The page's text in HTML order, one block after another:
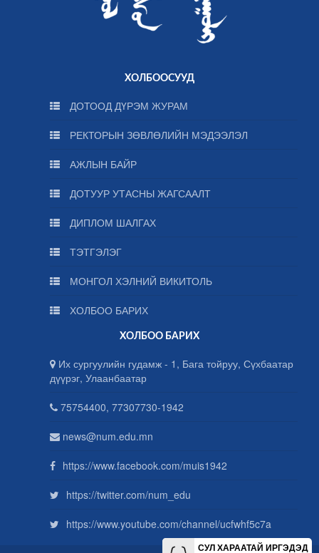
ХОЛБООСУУД
ДОТООД ДҮРЭМ ЖУРАМ
РЕКТОРЫН ЗӨВЛӨЛИЙН МЭДЭЭЛЭЛ
АЖЛЫН БАЙР
ДОТУУР УТАСНЫ ЖАГСААЛТ
ДИПЛОМ ШАЛГАХ
ТЭТГЭЛЭГ
МОНГОЛ ХЭЛНИЙ ВИКИТОЛЬ
ХОЛБОО БАРИХ
ХОЛБОО БАРИХ
Их сургуулийн гудамж - 1, Бага тойруу, Сүхбаатар
дүүрэг, Улаанбаатар
75754400, 77307730-1942
news@num.edu.mn
https://www.facebook.com/muis1942
https://twitter.com/num_edu
https://www.youtube.com/channel/ucfwhf5c7a
СУЛ ХАРААТАЙ ИРГЭДЭД